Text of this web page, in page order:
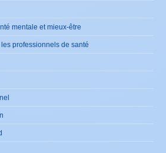
mentale et mieux-être
professionnels de santé